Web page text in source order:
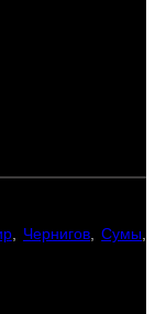
, Чернигов,Сумы